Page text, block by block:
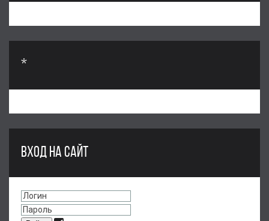
*
ВХОД НА САЙТ